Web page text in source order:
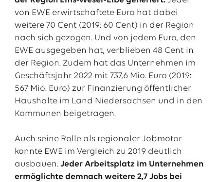
von EWE erwirtschaftete Euro hat dabei
weitere 70 Cent (2019: 60 Cent) in der Region
nach sich gezogen. Und von jedem Euro, den
EWE ausgegeben hat, verblieben 48 Cent in
der Region. Zudem hat das Unternehmen im
Geschäftsjahr 2022 mit 737,6 Mio. Euro (2019:
567 Mio. Euro) zur Finanzierung öffentlicher
Haushalte im Land Niedersachsen und in den
Kommunen beigetragen.
Auch seine Rolle als regionaler Jobmotor
konnte EWE im Vergleich zu 2019 deutlich
ausbauen. Jeder Arbeitsplatz im Unternehmen
ermöglichte demnach weitere 2,7 Jobs bei